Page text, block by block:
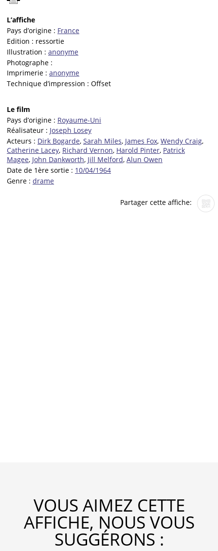
L’affiche
Pays d’origine : France
Edition : ressortie
Illustration : anonyme
Photographe :
Imprimerie : anonyme
Technique d’impression : Offset
Le film
Pays d’origine : Royaume-Uni
Réalisateur : Joseph Losey
Acteurs : Dirk Bogarde, Sarah Miles, James Fox, Wendy Craig,
Catherine Lacey, Richard Vernon, Harold Pinter, Patrick
Magee, John Dankworth, Jill Melford, Alun Owen
Date de 1ère sortie : 10/04/1964
Genre : drame
Partager cette affiche:
VOUS AIMEZ CETTE
AFFICHE, NOUS VOUS
SUGGÉRONS :